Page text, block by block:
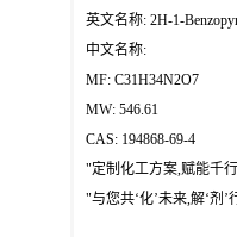
英文名称: 2H-1-
中文名称:
MF: C31H34N2O7
MW: 546.61
CAS: 194868-69-4
"定制化工方案,赋能千
"与您共‘化’未来,解‘剂